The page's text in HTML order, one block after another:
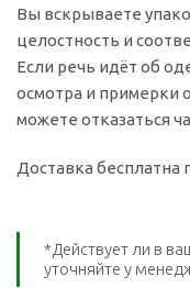
Вы вскрываете
целостность и
Если речь идёт об
осмотра и примерки
можете отказаться
Доставка бесплатна
*Действует ли в
уточняйте у